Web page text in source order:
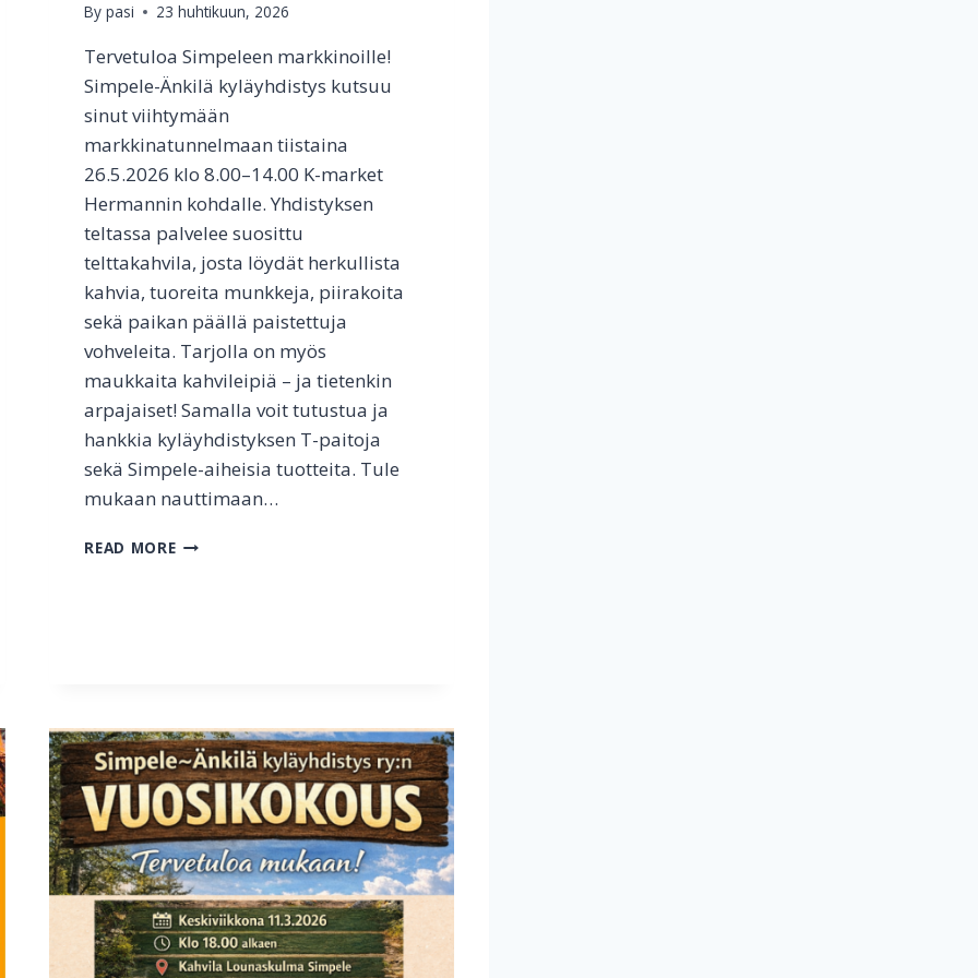
H
I
S
T
K
S
E
N
O
I
M
N
T
A
A
By pasi 23 huhtikuun, 2026
Tervetuloa Simpeleen markkinoille!
Simpele-Änkilä kyläyhdistys kutsuu
sinut viihtymään
markkinatunnelmaan tiistaina
26.5.2026 klo 8.00–14.00 K-market
Hermannin kohdalle. Yhdistyksen
teltassa palvelee suosittu
telttakahvila, josta löydät herkullista
kahvia, tuoreita munkkeja, piirakoita
sekä paikan päällä paistettuja
vohveleita. Tarjolla on myös
maukkaita kahvileipiä – ja tietenkin
arpajaiset! Samalla voit tutustua ja
hankkia kyläyhdistyksen T-paitoja
sekä Simpele-aiheisia tuotteita. Tule
mukaan nauttimaan…
READ MOREK
K
K
I
N
A
T
S
I
M
P
E